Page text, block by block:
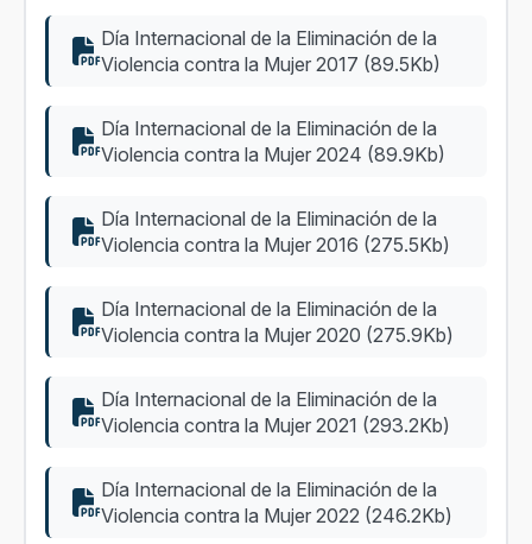
Día Internacional de la Eliminación de la
Violencia contra la Mujer 2017 (89.5Kb)
Día Internacional de la Eliminación de la
Violencia contra la Mujer 2024 (89.9Kb)
Día Internacional de la Eliminación de la
Violencia contra la Mujer 2016 (275.5Kb)
Día Internacional de la Eliminación de la
Violencia contra la Mujer 2020 (275.9Kb)
Día Internacional de la Eliminación de la
Violencia contra la Mujer 2021 (293.2Kb)
Día Internacional de la Eliminación de la
Violencia contra la Mujer 2022 (246.2Kb)